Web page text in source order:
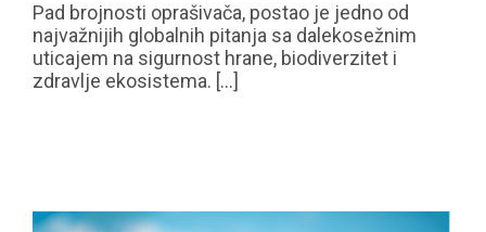
Pad brojnosti oprašivača, postao je jedno od
najvažnijih globalnih pitanja sa dalekosežnim
uticajem na sigurnost hrane, biodiverzitet i
zdravlje ekosistema. [...]